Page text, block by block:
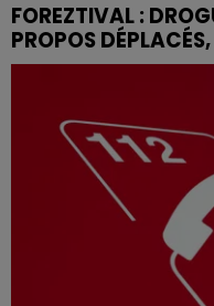
FOREZTIVAL :
PROPOS